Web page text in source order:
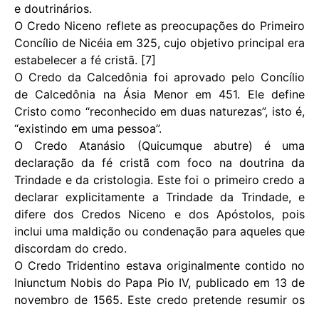
e doutrinários.
O Credo Niceno reflete as preocupações do Primeiro
Concílio de Nicéia em 325, cujo objetivo principal era
estabelecer a fé cristã. [7]
O Credo da Calcedônia foi aprovado pelo Concílio
de Calcedônia na Ásia Menor em 451. Ele define
Cristo como “reconhecido em duas naturezas”, isto é,
“existindo em uma pessoa”.
O Credo Atanásio (Quicumque abutre) é uma
declaração da fé cristã com foco na doutrina da
Trindade e da cristologia. Este foi o primeiro credo a
declarar explicitamente a Trindade da Trindade, e
difere dos Credos Niceno e dos Apóstolos, pois
inclui uma maldição ou condenação para aqueles que
discordam do credo.
O Credo Tridentino estava originalmente contido no
Iniunctum Nobis do Papa Pio IV, publicado em 13 de
novembro de 1565. Este credo pretende resumir os